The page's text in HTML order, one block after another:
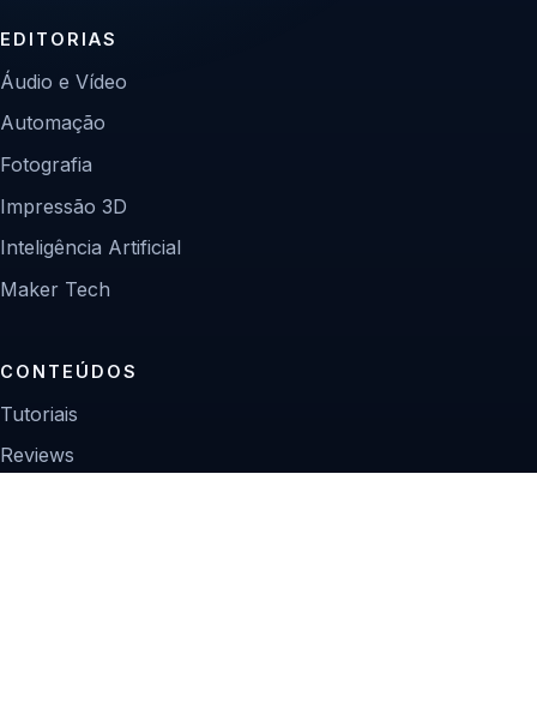
EDITORIAS
Áudio e Vídeo
Automação
Fotografia
Impressão 3D
Inteligência Artificial
Maker Tech
CONTEÚDOS
Tutoriais
Reviews